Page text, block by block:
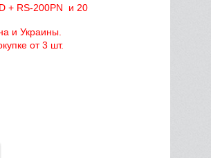
+ RS-200PN и 20
и Украины.
от 3 шт.